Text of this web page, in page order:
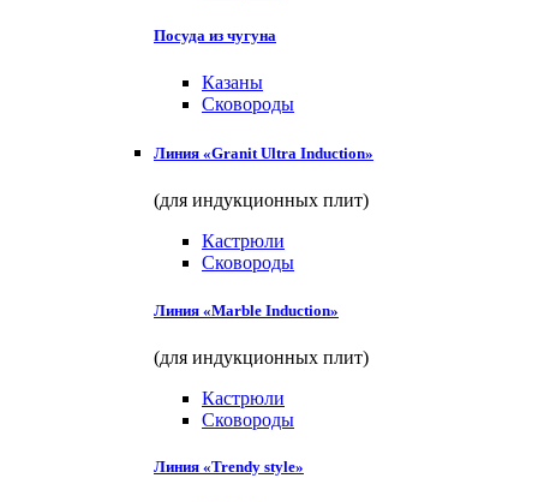
Посуда из чугуна
Казаны
Сковороды
Линия «Granit Ultra Induction»
(для индукционных плит)
Кастрюли
Сковороды
Линия «Marble Induction»
(для индукционных плит)
Кастрюли
Сковороды
Линия «Trendy style»